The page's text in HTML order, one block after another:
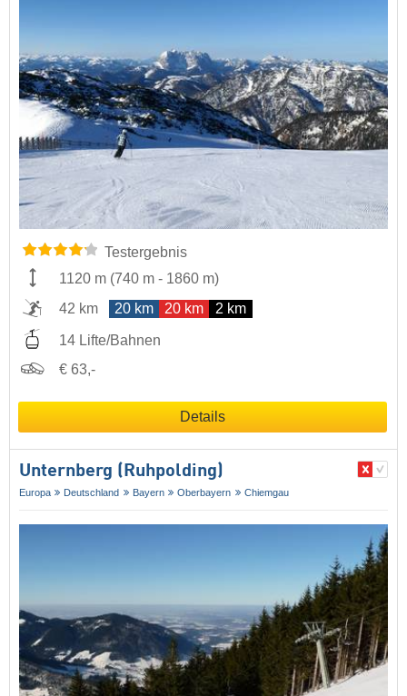
Testergebnis
1120 m (740 m - 1860 m)
42 km
20 km 20 km 2 km
14 Lifte/Bahnen
€ 63,-
Details
Unternberg (Ruhpolding)
Europa Deutschland Bayern Oberbayern Chiemgau